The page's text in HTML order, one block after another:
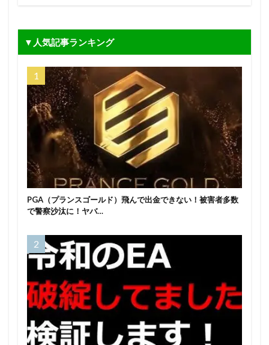
▼人気記事ランキング
PGA（プランスゴールド）飛んで出金できない！被害者多数
で警察沙汰に！ヤバ…